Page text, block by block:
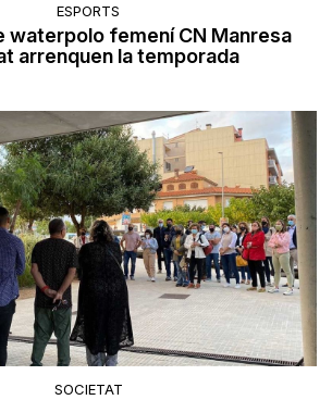
ESPORTS
waterpolo femení CN Manresa
arrenquen la temporada
SOCIETAT